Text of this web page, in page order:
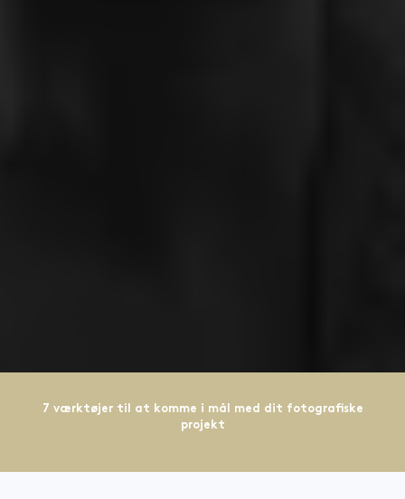
7 værktøjer til at komme i mål med dit fotografiske
projekt